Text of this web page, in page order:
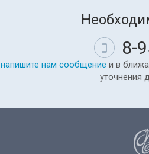
8-
напишите нам сообщение и в
уточнения